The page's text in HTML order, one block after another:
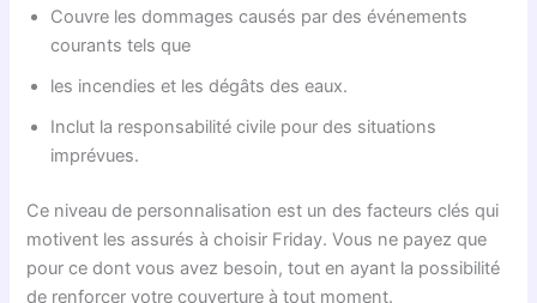
Couvre les dommages causés par des événements
courants tels que
les incendies et les dégâts des eaux.
Inclut la responsabilité civile pour des situations
imprévues.
Ce niveau de personnalisation est un des facteurs clés qui
motivent les assurés à choisir Friday. Vous ne payez que
pour ce dont vous avez besoin, tout en ayant la possibilité
de renforcer votre couverture à tout moment.